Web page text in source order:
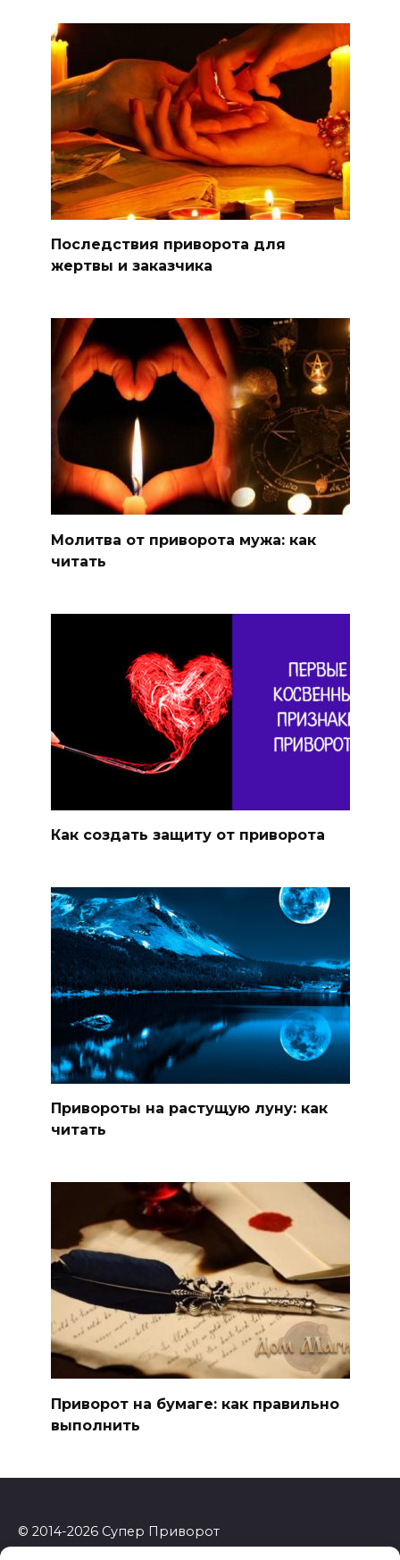
Последствия приворота для
жертвы и заказчика
Молитва от приворота мужа: как
читать
Как создать защиту от приворота
Привороты на растущую луну: как
читать
Приворот на бумаге: как правильно
выполнить
© 2014-2026 Супер Приворот